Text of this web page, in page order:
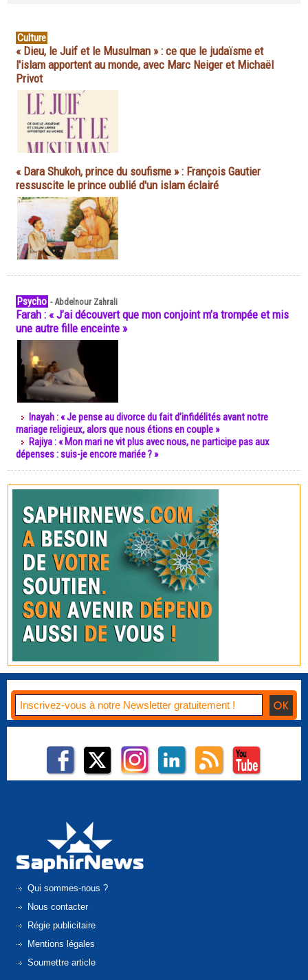
Culture
« Dieu, le Juif et le Musulman » : ce que le judaïsme et
l'islam apportent au monde, avec Marc Neiger et Michaël
Privot
« Dara Shukoh, prince du soufisme » : François Gautier
ressuscite le prince oublié d'un islam éclairé
Psycho -Abdelnour Zahrali
Farah : « J’ai découvert que mon conjoint m’a trompée et mis
une autre fille enceinte »
Inayah : « Je pense au divorce du fait d’infidélités avant notre
mariage religieux, alors que nous étions en couple »
Rajiya : « Mon mari ne vit plus avec nous, ne participe pas aux
dépenses : suis-je encore mariée ? »
Qui sommes-nous ?
Nous contacter
Régie publicitaire
Mentions légales
Soumettre article